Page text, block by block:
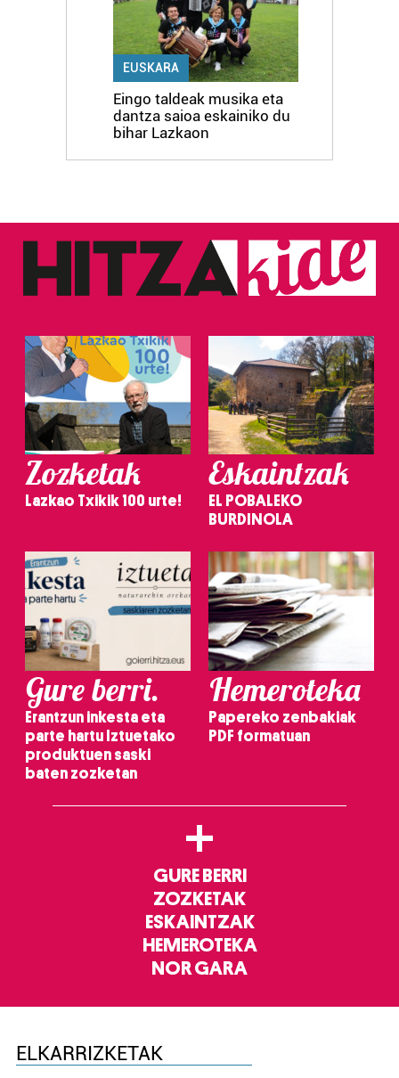
EUSKARA
Eingo taldeak musika eta
dantza saioa eskainiko du
bihar Lazkaon
Zozketak
Lazkao Txikik 100 urte!
Eskaintzak
EL POBALEKO
BURDINOLA
Gure berri.
Erantzun inkesta eta
parte hartu Iztuetako
produktuen saski
baten zozketan
Hemeroteka
Papereko zenbakiak
PDF formatuan
+
GURE BERRI
ZOZKETAK
ESKAINTZAK
HEMEROTEKA
NOR GARA
ELKARRIZKETAK